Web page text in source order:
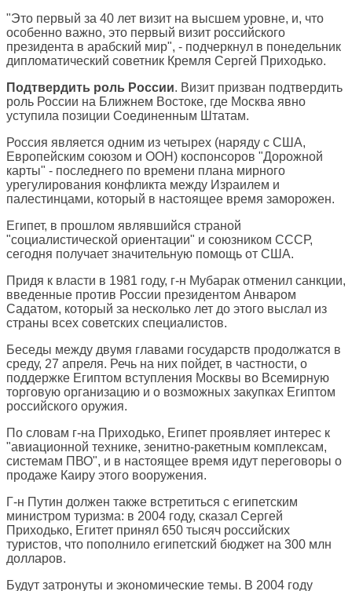
"Это первый за 40 лет визит на высшем уровне, и, что
особенно важно, это первый визит российского
президента в арабский мир", - подчеркнул в понедельник
дипломатический советник Кремля Сергей Приходько.
Подтвердить роль России. Визит призван подтвердить
роль России на Ближнем Востоке, где Москва явно
уступила позиции Соединенным Штатам.
Россия является одним из четырех (наряду с США,
Европейским союзом и ООН) коспонсоров "Дорожной
карты" - последнего по времени плана мирного
урегулирования конфликта между Израилем и
палестинцами, который в настоящее время заморожен.
Египет, в прошлом являвшийся страной
"социалистической ориентации" и союзником СССР,
сегодня получает значительную помощь от США.
Придя к власти в 1981 году, г-н Мубарак отменил санкции,
введенные против России президентом Анваром
Садатом, который за несколько лет до этого выслал из
страны всех советских специалистов.
Беседы между двумя главами государств продолжатся в
среду, 27 апреля. Речь на них пойдет, в частности, о
поддержке Египтом вступления Москвы во Всемирную
торговую организацию и о возможных закупках Египтом
российского оружия.
По словам г-на Приходько, Египет проявляет интерес к
"авиационной технике, зенитно-ракетным комплексам,
системам ПВО", и в настоящее время идут переговоры о
продаже Каиру этого вооружения.
Г-н Путин должен также встретиться с египетским
министром туризма: в 2004 году, сказал Сергей
Приходько, Егитет принял 650 тысяч российских
туристов, что пополнило египетский бюджет на 300 млн
долларов.
Будут затронуты и экономические темы. В 2004 году